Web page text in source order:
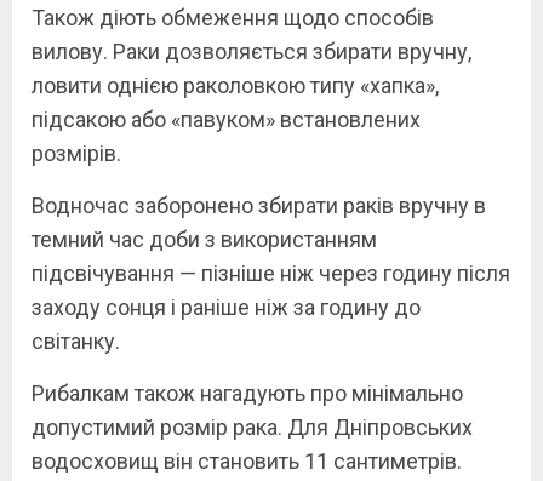
Також діють обмеження щодо способів
вилову. Раки дозволяється збирати вручну,
ловити однією раколовкою типу «хапка»,
підсакою або «павуком» встановлених
розмірів.
Водночас заборонено збирати раків вручну в
темний час доби з використанням
підсвічування — пізніше ніж через годину після
заходу сонця і раніше ніж за годину до
світанку.
Рибалкам також нагадують про мінімально
допустимий розмір рака. Для Дніпровських
водосховищ він становить 11 сантиметрів.